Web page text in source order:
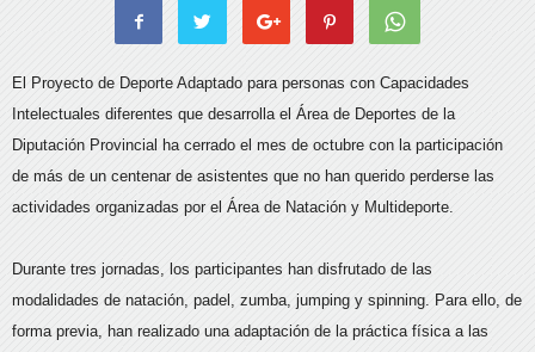
El Proyecto de Deporte Adaptado para personas con Capacidades
Intelectuales diferentes que desarrolla el Área de Deportes de la
Diputación Provincial ha cerrado el mes de octubre con la participación
de más de un centenar de asistentes que no han querido perderse las
actividades organizadas por el Área de Natación y Multideporte.
Durante tres jornadas, los participantes han disfrutado de las
modalidades de natación, padel, zumba, jumping y spinning. Para ello, de
forma previa, han realizado una adaptación de la práctica física a las